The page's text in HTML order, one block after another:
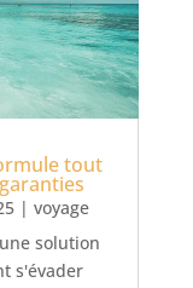
tout
| voyage
solution
s'évader